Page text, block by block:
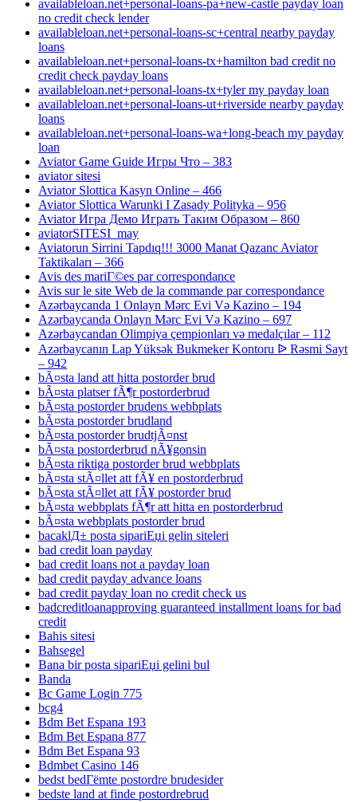
availableloan.net+personal-loans-pa+new-castle payday loan
no credit check lender
availableloan.net+personal-loans-sc+central nearby payday
loans
availableloan.net+personal-loans-tx+hamilton bad credit no
credit check payday loans
availableloan.net+personal-loans-tx+tyler my payday loan
availableloan.net+personal-loans-ut+riverside nearby payday
loans
availableloan.net+personal-loans-wa+long-beach my payday
loan
Aviator Game Guide Игры Что – 383
aviator sitesi
Aviator Slottica Kasyn Online – 466
Aviator Slottica Warunki I Zasady Polityka – 956
Aviator Игра Демо Играть Таким Образом – 860
aviatorSITESI_may
Aviatorun Sirrini Tapdıq!!! 3000 Manat Qazanc Aviator
Taktikaları – 366
Avis des mariГ©es par correspondance
Avis sur le site Web de la commande par correspondance
Azərbaycanda 1 Onlayn Mərc Evi Və Kazino – 194
Azərbaycanda Onlayn Mərc Evi Və Kazino – 697
Azərbaycandan Olimpiya çempionları və medalçılar – 112
Azərbaycanın Lap Yüksək Bukmeker Kontoru ᐉ Rəsmi Sayt
– 942
bÃ¤sta land att hitta postorder brud
bÃ¤sta platser fÃ¶r postorderbrud
bÃ¤sta postorder brudens webbplats
bÃ¤sta postorder brudland
bÃ¤sta postorder brudtjÃ¤nst
bÃ¤sta postorderbrud nÃ¥gonsin
bÃ¤sta riktiga postorder brud webbplats
bÃ¤sta stÃ¤llet att fÃ¥ en postorderbrud
bÃ¤sta stÃ¤llet att fÃ¥ postorder brud
bÃ¤sta webbplats fÃ¶r att hitta en postorderbrud
bÃ¤sta webbplats postorder brud
bacaklД± posta sipariЕџi gelin siteleri
bad credit loan payday
bad credit loans not a payday loan
bad credit payday advance loans
bad credit payday loan no credit check us
badcreditloanapproving guaranteed installment loans for bad
credit
Bahis sitesi
Bahsegel
Bana bir posta sipariЕџi gelini bul
Banda
Bc Game Login 775
bcg4
Bdm Bet Espana 193
Bdm Bet Espana 877
Bdm Bet Espana 93
Bdmbet Casino 146
bedst bedГёmte postordre brudesider
bedste land at finde postordrebrud